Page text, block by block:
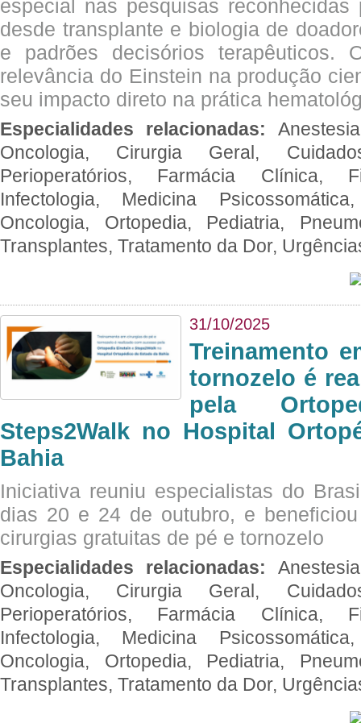
especial nas pesquisas
desde transplante e biologia de
e padrões decisórios terapêuticos.
relevância do Einstein na produção
seu impacto direto na prática
Especialidades relacionadas:
Oncologia, Cirurgia Geral,
Perioperatórios, Farmácia Clínica,
Infectologia, Medicina
Oncologia, Ortopedia, Pediatria,
Transplantes, Tratamento da Dor,
31/10/2025
Treinamento
tornozelo é
pela
Steps2Walk no Hospital
Bahia
Iniciativa reuniu especialistas do
dias 20 e 24 de outubro, e
cirurgias gratuitas de pé e tornozelo
Especialidades relacionadas:
Oncologia, Cirurgia Geral,
Perioperatórios, Farmácia Clínica,
Infectologia, Medicina
Oncologia, Ortopedia, Pediatria,
Transplantes, Tratamento da Dor,